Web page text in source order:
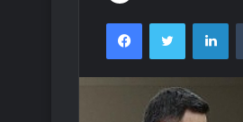
FacebookTwitter